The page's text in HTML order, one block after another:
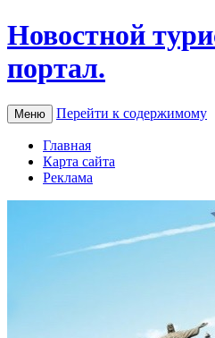
Новостной
портал.
Меню Перейти к содержимому
Главная
Карта сайта
Реклама